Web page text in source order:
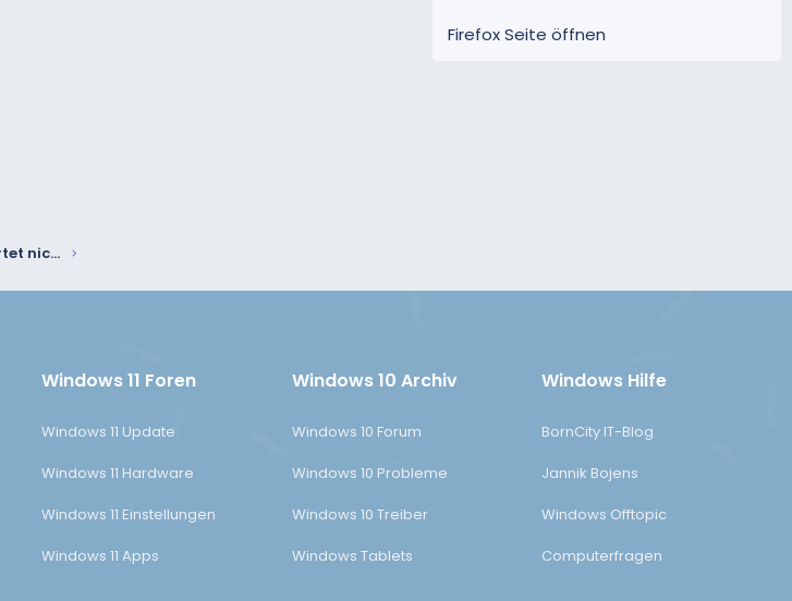
Firefox Seite öffnen
Windows 11: Oracles Virtualbox startet nicht - was tun?
Windows 11 Foren
Windows 11 Update
Windows 11 Hardware
Windows 11 Einstellungen
Windows 11 Apps
Windows 10 Archiv
Windows 10 Forum
Windows 10 Probleme
Windows 10 Treiber
Windows Tablets
Windows Hilfe
BornCity IT-Blog
Jannik Bojens
Windows Offtopic
Computerfragen